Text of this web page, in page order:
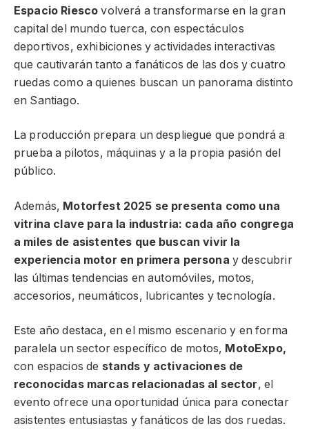
Espacio Riesco volverá a transformarse en la gran
capital del mundo tuerca, con espectáculos
deportivos, exhibiciones y actividades interactivas
que cautivarán tanto a fanáticos de las dos y cuatro
ruedas como a quienes buscan un panorama distinto
en Santiago.
La producción prepara un despliegue que pondrá a
prueba a pilotos, máquinas y a la propia pasión del
público.
Además, Motorfest 2025 se presenta como una
vitrina clave para la industria: cada año congrega
a miles de asistentes que buscan vivir la
experiencia motor en primera persona y descubrir
las últimas tendencias en automóviles, motos,
accesorios, neumáticos, lubricantes y tecnología.
Este año destaca, en el mismo escenario y en forma
paralela un sector específico de motos, MotoExpo,
con espacios de stands y activaciones de
reconocidas marcas relacionadas al sector, el
evento ofrece una oportunidad única para conectar
asistentes entusiastas y fanáticos de las dos ruedas.